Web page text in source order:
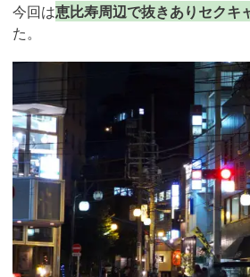
今回は恵比寿周辺で抜きありセクキ
た。